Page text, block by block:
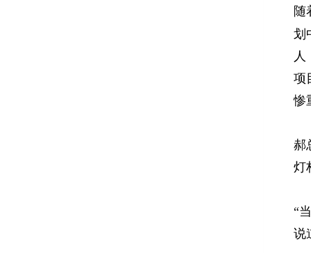
随
划
人
项
惨
郝
灯
“
说